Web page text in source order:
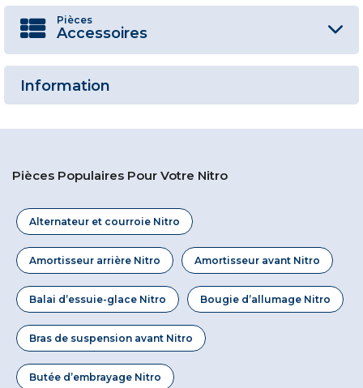
Pièces
Accessoires
Information
Pièces Populaires Pour Votre Nitro
Alternateur et courroie Nitro
Amortisseur arrière Nitro Amortisseur avant Nitro
Balai d’essuie-glace Nitro Bougie d’allumage Nitro
Bras de suspension avant Nitro
Butée d’embrayage Nitro